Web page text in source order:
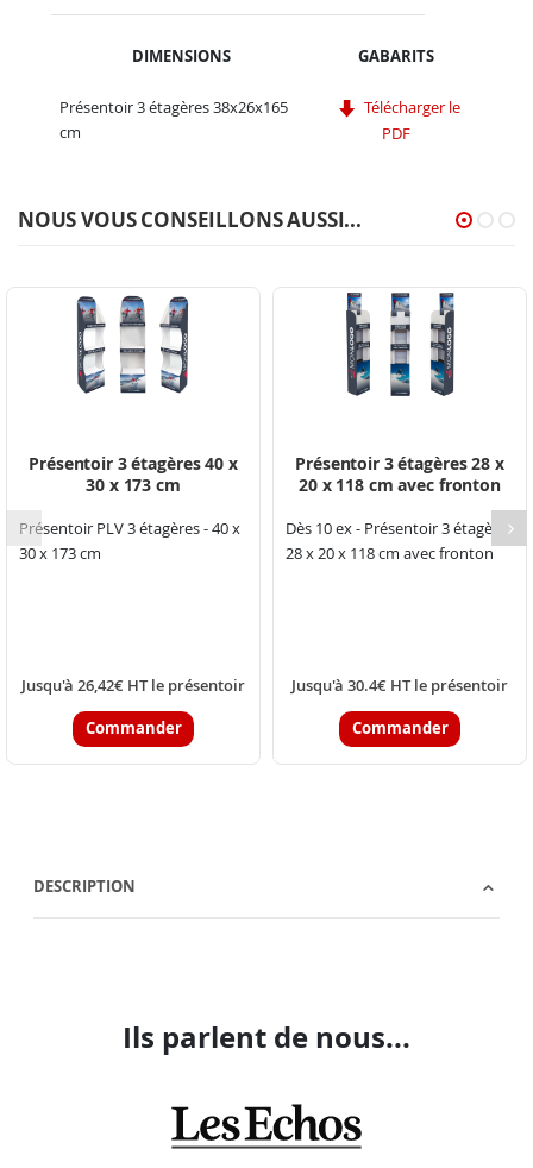
DIMENSIONS GABARITS
Présentoir 3 étagères 38x26x165
cm
Télécharger le
PDF
NOUS VOUS CONSEILLONS AUSSI...
Présentoir 3 étagères 40 x
30 x 173 cm
Présentoir PLV 3 étagères - 40 x
30 x 173 cm
Jusqu'à 26,42€ HT le présentoir
Commander
Présentoir 3 étagères 28 x
20 x 118 cm avec fronton
Dès 10 ex - Présentoir 3 étagères
28 x 20 x 118 cm avec fronton
Jusqu'à 30.4€ HT le présentoir
Commander
DESCRIPTION
Ils parlent de nous...